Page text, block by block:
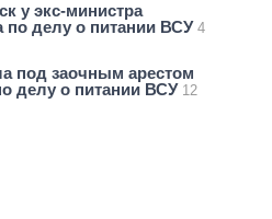
у экс-министра
по делу о питании ВСУ 4
под заочным арестом
делу о питании ВСУ 12